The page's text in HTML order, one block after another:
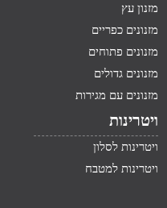
מזנון עץ
מזנונים כפריים
מזנונים פתוחים
מזנונים גדולים
מזנונים עם מגירות
ויטרינות
ויטרינות לסלון
ויטרינות למטבח